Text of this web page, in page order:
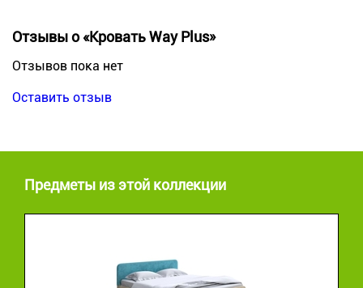
Отзывы о «Кровать Way Plus»
Отзывов пока нет
Оставить отзыв
Предметы из этой коллекции